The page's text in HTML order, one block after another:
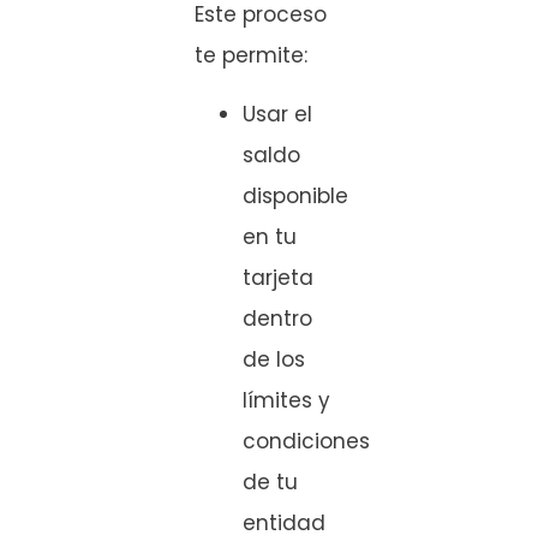
Este proceso
te permite:
Usar el
saldo
disponible
en tu
tarjeta
dentro
de los
límites y
condiciones
de tu
entidad